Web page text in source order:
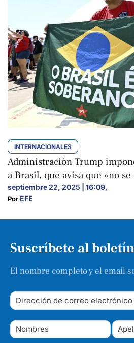
INTERNACIONALES
Administración Trump
a Brasil, que avisa que «no
septiembre 22, 2025 | 16:09,
Por EFE
Suscríbete al boletín
El nombre completo y el email